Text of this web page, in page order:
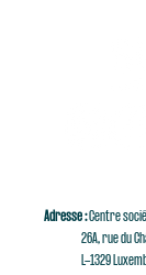
Adresse :Centre
26A, rue du
L-1329